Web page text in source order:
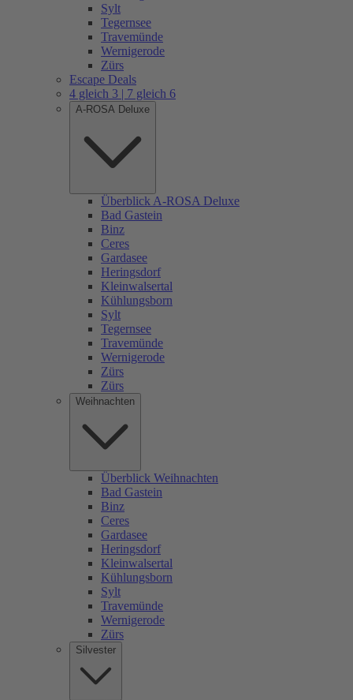
Sylt
Tegernsee
Travemünde
Wernigerode
Zürs
Escape Deals
4 gleich 3 | 7 gleich 6
A-ROSA Deluxe
Überblick A-ROSA Deluxe
Bad Gastein
Binz
Ceres
Gardasee
Heringsdorf
Kleinwalsertal
Kühlungsborn
Sylt
Tegernsee
Travemünde
Wernigerode
Zürs
Zürs
Weihnachten
Überblick Weihnachten
Bad Gastein
Binz
Ceres
Gardasee
Heringsdorf
Kleinwalsertal
Kühlungsborn
Sylt
Travemünde
Wernigerode
Zürs
Silvester